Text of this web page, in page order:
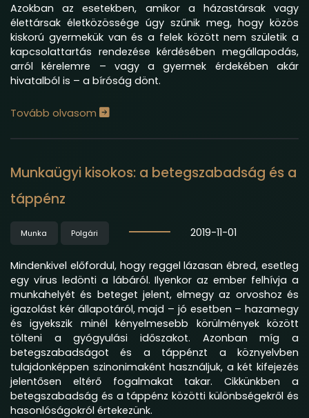
Azokban az esetekben, amikor a házastársak vagy
élettársak életközössége úgy szűnik meg, hogy közös
kiskorú gyermekük van és a felek között nem születik a
kapcsolattartás rendezése kérdésében megállapodás,
arról kérelemre – vagy a gyermek érdekében akár
hivatalból is – a bíróság dönt.
Tovább olvasom
Munkaügyi kisokos: a betegszabadság és a
táppénz
Munka Polgári 2019-11-01
Mindenkivel előfordul, hogy reggel lázasan ébred, esetleg
egy vírus ledönti a lábáról. Ilyenkor az ember felhívja a
munkahelyét és beteget jelent, elmegy az orvoshoz és
igazolást kér állapotáról, majd – jó esetben – hazamegy
és igyekszik minél kényelmesebb körülmények között
tölteni a gyógyulási időszakot. Azonban míg a
betegszabadságot és a táppénzt a köznyelvben
tulajdonképpen szinonimaként használjuk, a két kifejezés
jelentősen eltérő fogalmakat takar. Cikkünkben a
betegszabadság és a táppénz közötti különbségekről és
hasonlóságokról értekezünk.